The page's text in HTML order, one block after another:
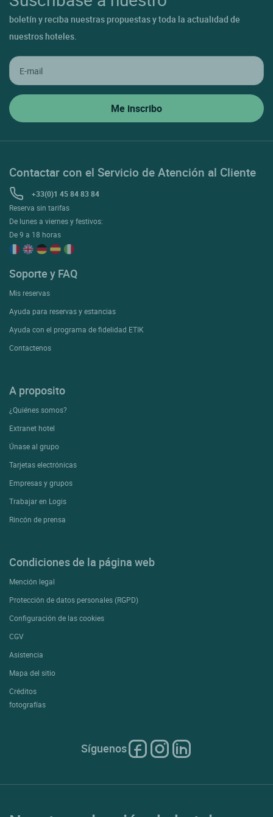
boletín y reciba nuestras propuestas y toda la actualidad de
nuestros hoteles.
Contactar con el Servicio de Atención al Cliente
+33(0)1 45 84 83 84
Reserva sin tarifas
De lunes a viernes y festivos:
De 9 a 18 horas
Soporte y FAQ
Mis reservas
Ayuda para reservas y estancias
Ayuda con el programa de fidelidad ETIK
Contactenos
A proposito
¿Quiénes somos?
Extranet hotel
Únase al grupo
Tarjetas electrónicas
Empresas y grupos
Trabajar en Logis
Rincón de prensa
Condiciones de la página web
Mención legal
Protección de datos personales (RGPD)
Configuración de las cookies
CGV
Asistencia
Mapa del sitio
Créditos
fotografías
Síguenos